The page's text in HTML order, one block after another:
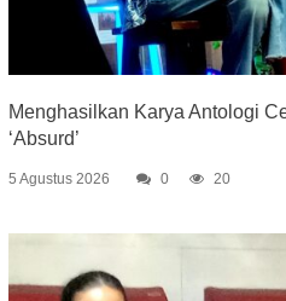
Menghasilkan Karya Antologi
‘Absurd’
5 Agustus 2026 0 20